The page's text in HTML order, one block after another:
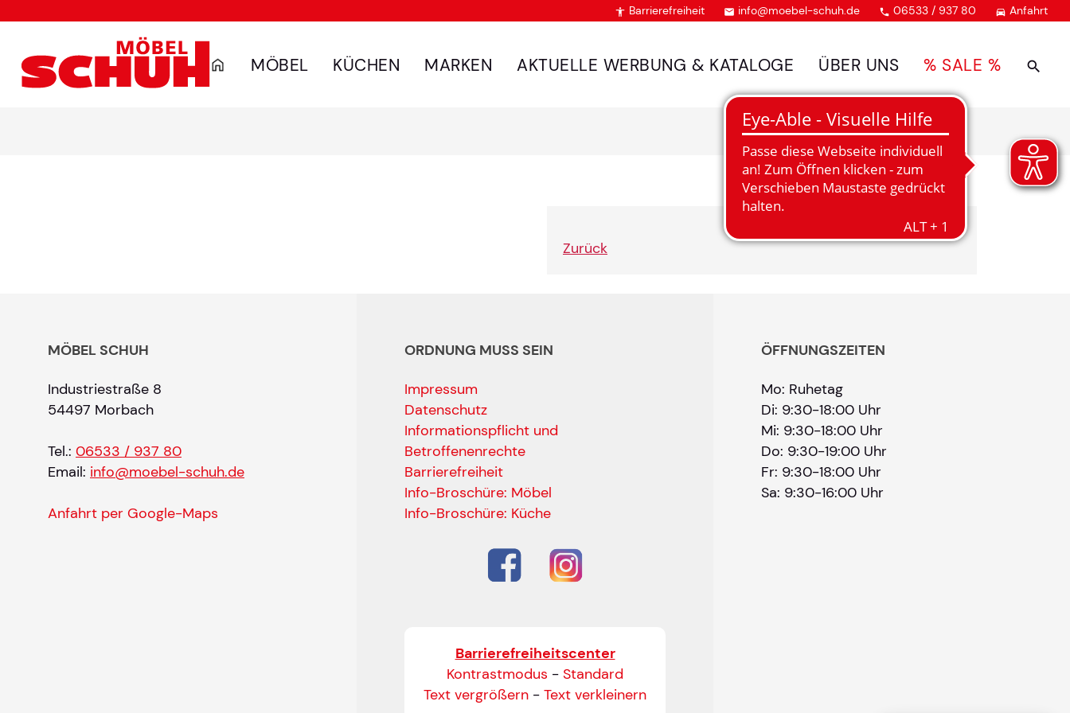
 Barrierefreiheit  info@moebel-schuh.de  06533 / 937 80  Anfahrt
MÖBEL KÜCHEN MARKEN AKTUELLE WERBUNG & KATALOGE ÜBER UNS % SALE %
Zurück Ihre Kontaktdaten
E-Mail-Adresse*
Bitte geben Sie eine gültige E-Mail-Adresse
Telefon*
MÖBEL SCHUH
Industriestraße 8
54497 Morbach
Tel.: 06533 / 937 80
Email: info@moebel-schuh.de
Anfahrt per Google-Maps
ORDNUNG MUSS SEIN
Impressum
Datenschutz
Informationspflicht und
Betroffenenrechte
Barrierefreiheit
Info-Broschüre: Möbel
Info-Broschüre: Küche
Barrierefreiheitscenter
Kontrastmodus - Standard
Text vergrößern - Text verkleinern
ÖFFNUNGSZEITEN
Mo: Ruhetag
Di: 9:30-18:00 Uhr
Mi: 9:30-18:00 Uhr
Do: 9:30-19:00 Uhr
Fr: 9:30-18:00 Uhr
Sa: 9:30-16:00 Uhr